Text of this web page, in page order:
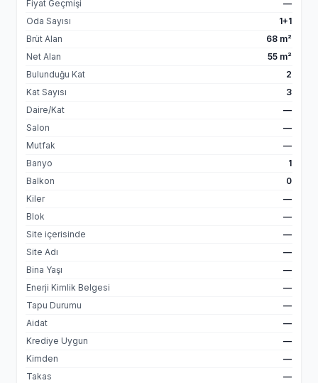
Fiyat Geçmişi
—
Oda Sayısı
1+1
Brüt Alan
68 m²
Net Alan
55 m²
Bulunduğu Kat
2
Kat Sayısı
3
Daire/Kat
—
Salon
—
Mutfak
—
Banyo
1
Balkon
0
Kiler
—
Blok
—
Site içerisinde
—
Site Adı
—
Bina Yaşı
—
Enerji Kimlik Belgesi
—
Tapu Durumu
—
Aidat
—
Krediye Uygun
—
Kimden
—
Takas
—